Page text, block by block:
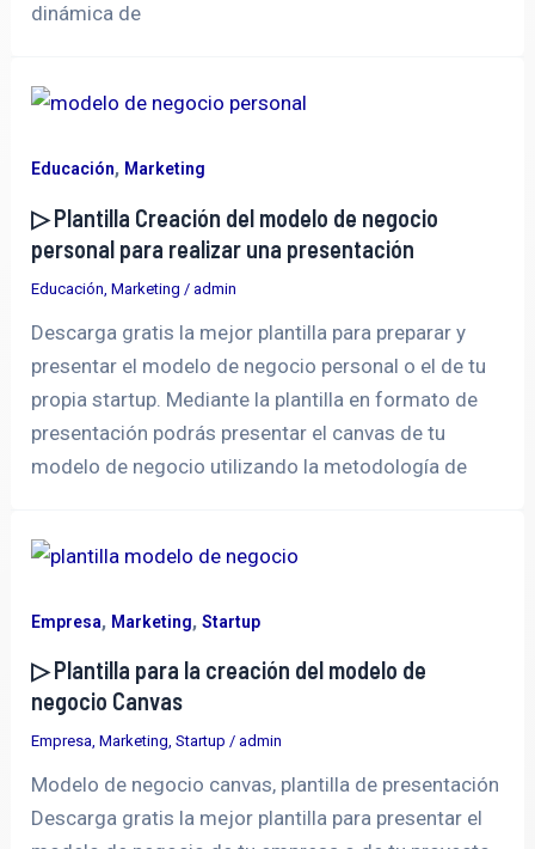
dinámica de
Educación, Marketing
▷ Plantilla Creación del modelo de negocio
personal para realizar una presentación
Educación ,Marketing /admin
Descarga gratis la mejor plantilla para preparar y
presentar el modelo de negocio personal o el de tu
propia startup. Mediante la plantilla en formato de
presentación podrás presentar el canvas de tu
modelo de negocio utilizando la metodología de
Empresa, Marketing,Startup
▷ Plantilla para la creación del modelo de
negocio Canvas
Empresa,Marketing,Startup /admin
Modelo de negocio canvas, plantilla de presentación
Descarga gratis la mejor plantilla para presentar el